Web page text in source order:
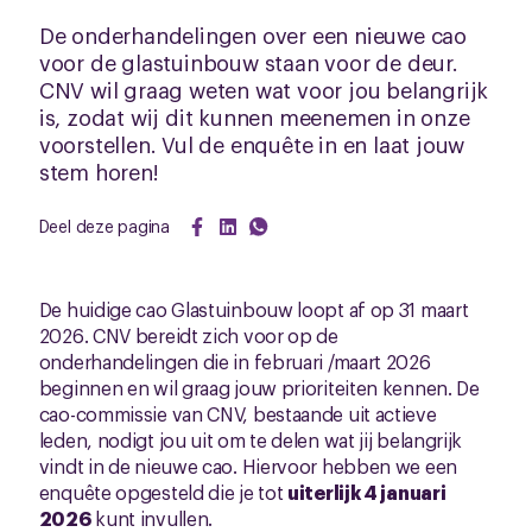
De onderhandelingen over een nieuwe cao
voor de glastuinbouw staan voor de deur.
CNV wil graag weten wat voor jou belangrijk
is, zodat wij dit kunnen meenemen in onze
voorstellen. Vul de enquête in en laat jouw
stem horen!
Deel deze pagina
De huidige cao Glastuinbouw loopt af op 31 maart
2026. CNV bereidt zich voor op de
onderhandelingen die in februari /maart 2026
beginnen en wil graag jouw prioriteiten kennen. De
cao-commissie van CNV, bestaande uit actieve
leden, nodigt jou uit om te delen wat jij belangrijk
vindt in de nieuwe cao. Hiervoor hebben we een
enquête opgesteld die je tot uiterlijk 4 januari
2026kunt invullen.